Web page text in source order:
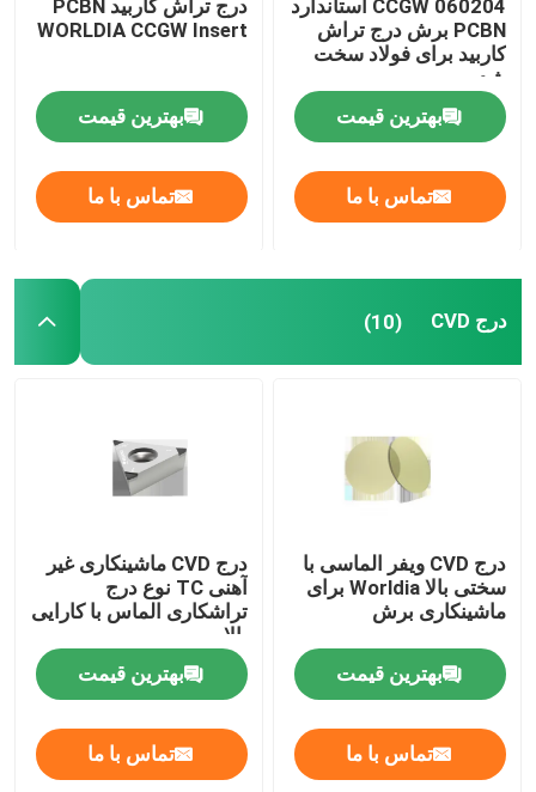
کنترل کیفیت
تماس با ما
همه موارد
ابزار برش Worldia
درج برش PCD
درج CVD
فرز صورت
ابزارهای برش PCBN
CCGW 060204 استاندارد
PCBN برش درج تراش
کاربید برای فولاد سخت
شده
بهترین قیمت
تماس با ما
درج تراش کاربید PCBN
WORLDIA CCGW Insert
بهترین قیمت
تماس با ما
درج CVD (10)
درج CVD ویفر الماسی با
سختی بالا Worldia برای
ماشینکاری برش
بهترین قیمت
تماس با ما
درج CVD ماشینکاری غیر
آهنی TC نوع درج
تراشکاری الماس با کارایی
بالا
بهترین قیمت
تماس با ما